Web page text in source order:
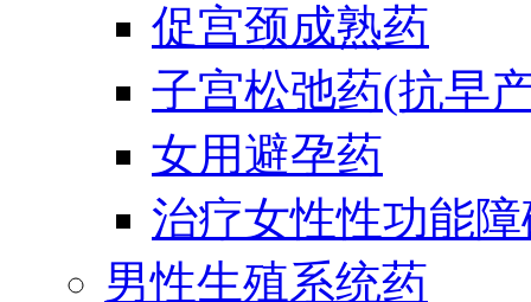
促宫颈成熟药
子宫松弛药(抗早
女用避孕药
治疗女性性功能
男性生殖系统药